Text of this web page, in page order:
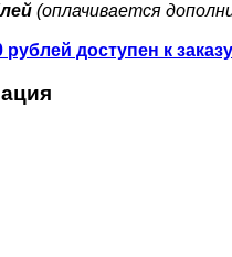
(оплачивается
доступен к